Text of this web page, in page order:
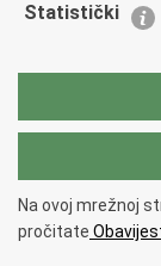
Zaklada
Sindikati
Copyright © 2026
pristupačnosti.
Statistički
Na ovoj mrežnoj
pročitate